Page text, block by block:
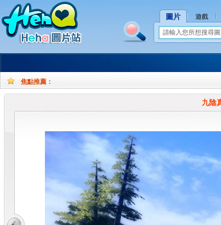
圖片 遊戲
焦點推薦：
摄
写
九陰